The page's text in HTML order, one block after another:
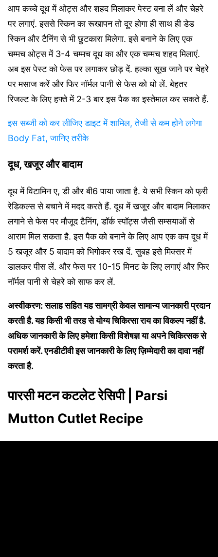
आप कच्चे दूध में ओट्स और शहद मिलाकर पेस्ट बना लें और चेहरे
पर लगाएं. इससे स्किन का रूखापन तो दूर होगा ही साथ ही डेड
स्किन और टैनिंग से भी छुटकारा मिलेगा. इसे बनाने के लिए एक
चम्मच ओट्स में 3-4 चम्मच दूध का और एक चम्मच शहद मिलाएं.
अब इस पेस्ट को फेस पर लगाकर छोड़ दें. हल्का सूख जाने पर चेहरे
पर मसाज करें और फिर नॉर्मल पानी से फेस को धो लें. बेहतर
रिजल्ट के लिए हफ्ते में 2-3 बार इस पैक का इस्तेमाल कर सकते हैं.
इस सब्जी को कर लीजिए डाइट में शामिल, तेजी से कम होने लगेगा
Body Fat, जानिए तरीके
दूध, खजूर और बादाम
दूध में विटामिन ए, डी और बी6 पाया जाता है. ये सभी स्किन को फ्री
रेडिकल्स से बचाने में मदद करते हैं. दूध में खजूर और बादाम मिलाकर
लगाने से फेस पर मौजूद टैनिंग, डॉर्क स्पॉट्स जैसी सम्सयाओं से
आराम मिल सकता है. इस पैक को बनाने के लिए आप एक कप दूध में
5 खजूर और 5 बादाम को भिगोकर रख दें. सुबह इसे मिक्सर में
डालकर पीस लें. और फेस पर 10-15 मिनट के लिए लगाएं और फिर
नॉर्मल पानी से चेहरे को साफ कर लें.
अस्वीकरण: सलाह सहित यह सामग्री केवल सामान्य जानकारी प्रदान
करती है. यह किसी भी तरह से योग्य चिकित्सा राय का विकल्प नहीं है.
अधिक जानकारी के लिए हमेशा किसी विशेषज्ञ या अपने चिकित्सक से
परामर्श करें. एनडीटीवी इस जानकारी के लिए ज़िम्मेदारी का दावा नहीं
करता है.
पारसी मटन कटलेट रेसिपी | Parsi
Mutton Cutlet Recipe